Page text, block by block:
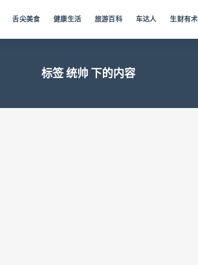
舌尖美食 健康生活 旅游百科 车达人 生财有术
标签 统帅 下的内容